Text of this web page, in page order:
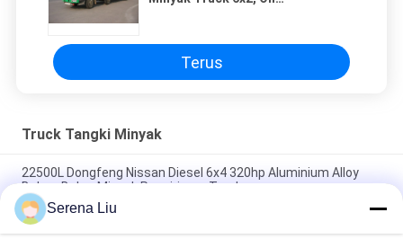
Terus
Truck Tangki Minyak
22500L Dongfeng Nissan Diesel 6x4 320hp Aluminium Alloy
Bahan Bakar Minyak Pengiriman Truck
5944 Gallon US 320hp Aluminium Alloy Oil Tank Truck dengan
Serena Liu